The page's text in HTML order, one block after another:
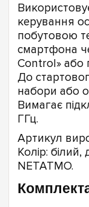
керування
побутовою
смартфона
Control» або
До
набори або
Вимагає
ГГц.
Артикул
Колір:
NETATMO.